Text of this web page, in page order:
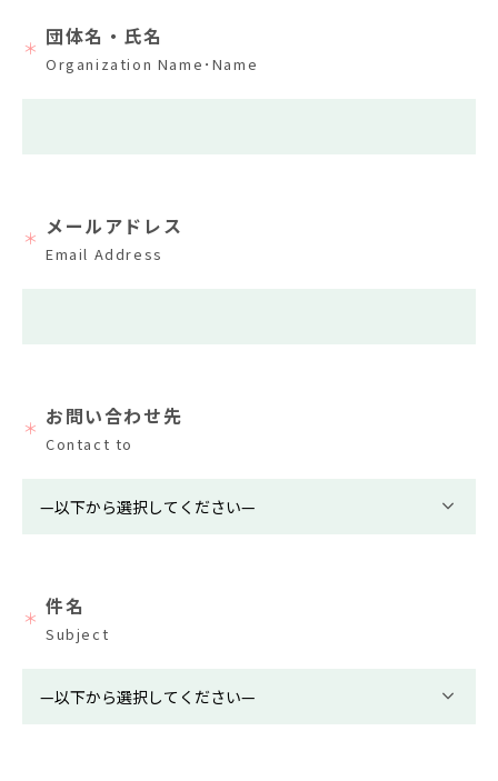
＊ 団体名・氏名
Organization Name･Name
＊ メールアドレス
Email Address
＊ お問い合わせ先
Contact to
＊ 件名
Subject